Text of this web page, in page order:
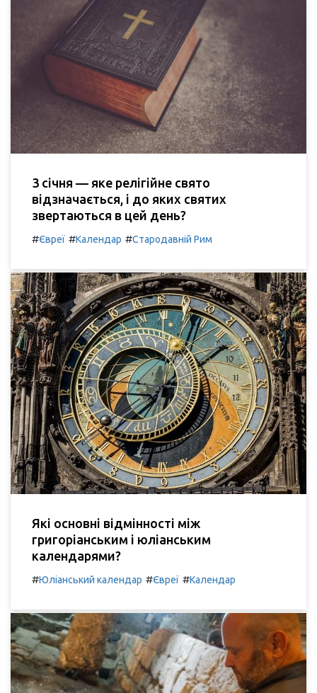
3 січня — яке релігійне свято
відзначається, і до яких святих
звертаються в цей день?
#Євреї #Календар #Стародавній Рим
Які основні відмінності між
григоріанським і юліанським
календарями?
#Юліанський календар #Євреї #Календар